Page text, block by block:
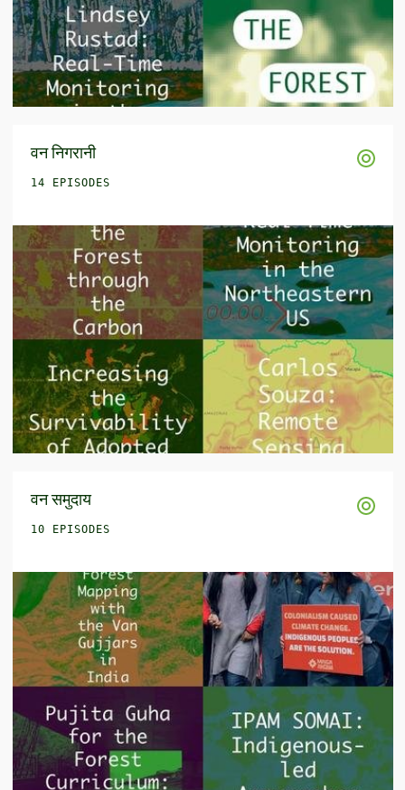
वन निगरानी
14 EPISODES
वन समुदाय
10 EPISODES